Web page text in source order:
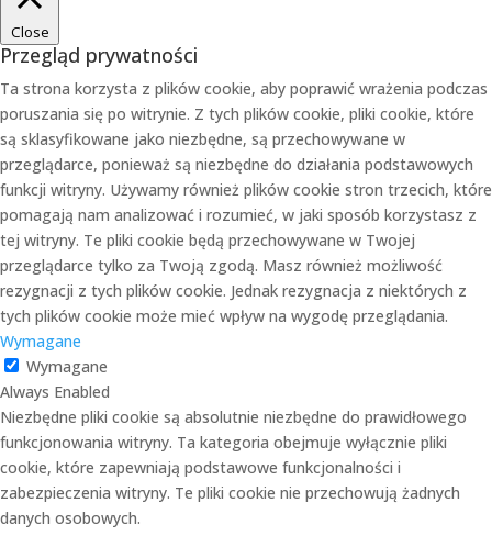
Close
Przegląd prywatności
Ta strona korzysta z plików cookie, aby poprawić wrażenia podczas
poruszania się po witrynie. Z tych plików cookie, pliki cookie, które
są sklasyfikowane jako niezbędne, są przechowywane w
przeglądarce, ponieważ są niezbędne do działania podstawowych
funkcji witryny. Używamy również plików cookie stron trzecich, które
pomagają nam analizować i rozumieć, w jaki sposób korzystasz z
tej witryny. Te pliki cookie będą przechowywane w Twojej
przeglądarce tylko za Twoją zgodą. Masz również możliwość
rezygnacji z tych plików cookie. Jednak rezygnacja z niektórych z
tych plików cookie może mieć wpływ na wygodę przeglądania.
Wymagane
Wymagane
Always Enabled
Niezbędne pliki cookie są absolutnie niezbędne do prawidłowego
funkcjonowania witryny. Ta kategoria obejmuje wyłącznie pliki
cookie, które zapewniają podstawowe funkcjonalności i
zabezpieczenia witryny. Te pliki cookie nie przechowują żadnych
danych osobowych.